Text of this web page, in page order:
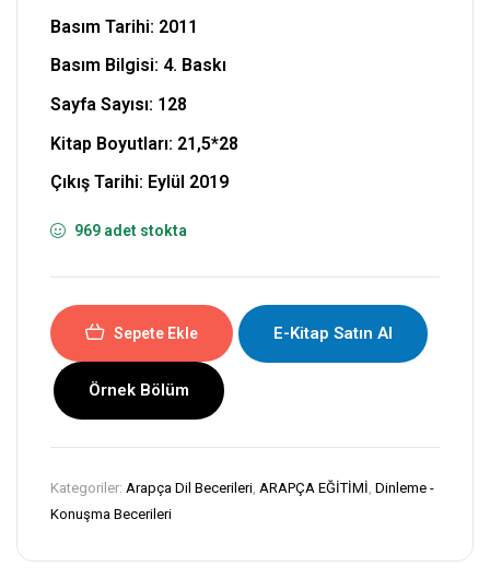
Basım Tarihi: 2011
Basım Bilgisi: 4. Baskı
Sayfa Sayısı: 128
Kitap Boyutları: 21,5*28
Çıkış Tarihi: Eylül 2019
969 adet stokta
Sepete Ekle E-Kitap Satın Al
Örnek Bölüm
Kategoriler: Arapça Dil Becerileri, ARAPÇA EĞİTİMİ, Dinleme -
Konuşma Becerileri